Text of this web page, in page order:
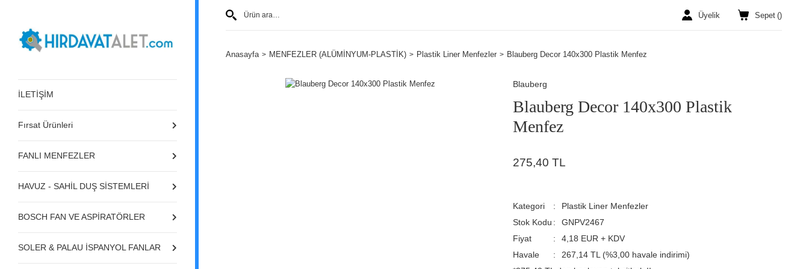
İLETİŞİM
Fırsat Ürünleri
FANLI MENFEZLER
HAVUZ - SAHİL DUŞ SİSTEMLERİ
BOSCH FAN VE ASPİRATÖRLER
SOLER & PALAU İSPANYOL FANLAR
Üyelik Sepet ()
Anasayfa MENFEZLER (ALÜMİNYUM-PLASTİK) Plastik Liner Menfezler Blauberg Decor 140x300 Plastik Menfez
Blauberg
Blauberg Decor 140x300 Plastik
Menfez
275,40 TL
Kategori
Plastik Liner Menfezler
Stok Kodu
GNPV2467
Fiyat
4,18 EUR + KDV
Havale
267,14 TL (%3,00 havale indirimi)